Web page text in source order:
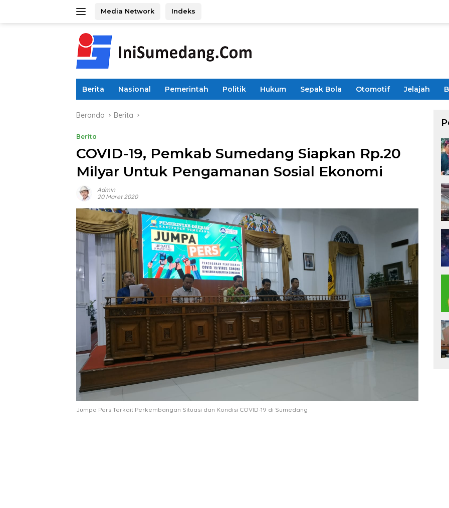
Media Network Indeks
Berita Nasional Pemerintah Politik Hukum Sepak Bola Otomotif Jelajah
Beranda Berita
Berita
COVID-19, Pemkab Sumedang Siapkan Rp.20
Milyar Untuk Pengamanan Sosial Ekonomi
Admin
20 Maret 2020
Jumpa Pers Terkait Perkembangan Situasi dan Kondisi COVID-19 di Sumedang